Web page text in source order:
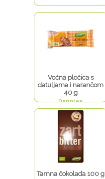
Voćna pločica s
datuljama i narančom
40 g
Dennree
Tamna čokolada 100 g